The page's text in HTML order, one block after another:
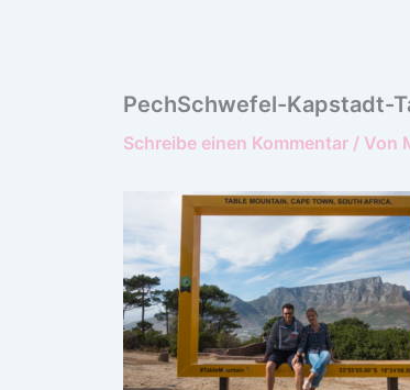
PechSchwefel-Kapstadt-
Schreibe einen Kommentar / Von